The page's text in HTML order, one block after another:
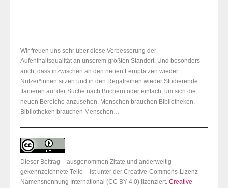
Wir freuen uns sehr über diese Verbesserung der
Aufenthaltsqualität an unserem größten Standort. Und besonders
auch, dass inzwischen an den neuen Lernplätzen wieder
Nutzer*innen sitzen und in den Regalreihen wieder Studierende
flanieren auf der Suche nach Büchern oder einfach, um sich die
neuen Bereiche anzusehen. Menschen brauchen Bibliotheken,
Bibliotheken brauchen Menschen…
Dieser Beitrag – ausgenommen Zitate und anderweitig
gekennzeichnete Teile – ist unter der Creative-Commons-Lizenz
Namensnennung International (CC BY 4.0) lizenziert. Creative